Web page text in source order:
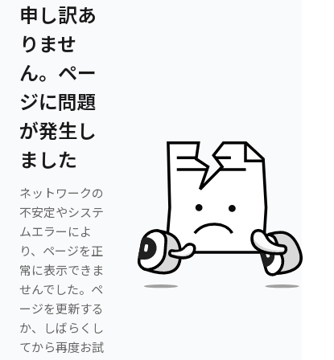
申し訳あ
りませ
ん。ペー
ジに問題
が発生し
ました
ネットワークの
不安定やシステ
ムエラーによ
り、ページを正
常に表示できま
せんでした。ペ
ージを更新する
か、しばらくし
てから再度お試